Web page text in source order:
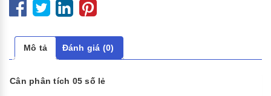
Mô tả Đánh giá (0)
Cân phân tích 05 số lẻ